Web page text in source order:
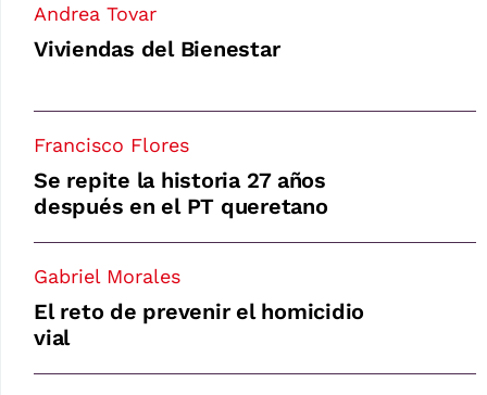
Andrea Tovar
Viviendas del Bienestar
Francisco Flores
Se repite la historia 27 años
después en el PT queretano
Gabriel Morales
El reto de prevenir el homicidio
vial